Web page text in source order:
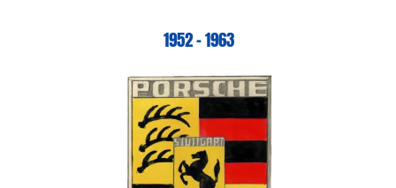
1952 – 1963